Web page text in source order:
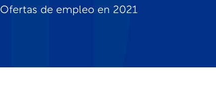
Ofertas de empleo en 2021